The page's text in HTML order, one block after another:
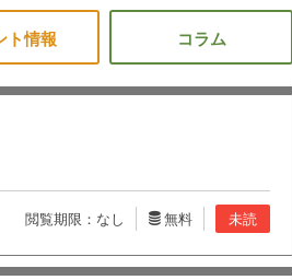
ト情報 コラム
未読
無料
閲覧期限：なし